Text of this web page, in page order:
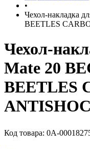
•
Чехол-накладка
BEETLES
Чехол-
Mate 20
BEETLES
Код товара: 0А-